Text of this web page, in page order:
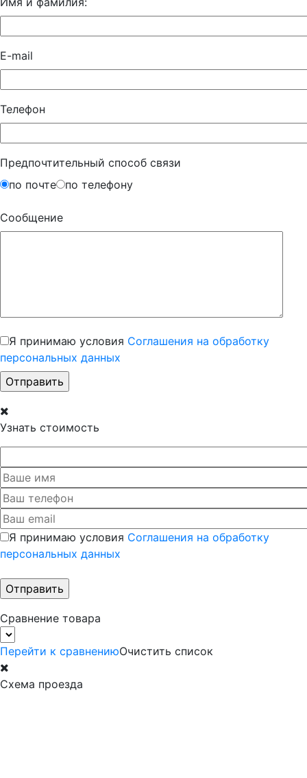
E-mail
Телефон
Предпочтительный способ связи
по почте
по телефону
Сообщение
Я принимаю условия Соглашения на обработку
персональных данных
Узнать стоимость
Я принимаю условия Соглашения на обработку
персональных данных
Сравнение товара
Перейти к сравнениюОчистить список
Схема проезда